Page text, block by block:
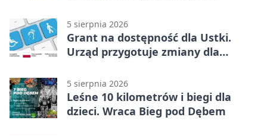
5 sierpnia 2026
Grant na dostępność dla Ustki.
Urząd przygotuje zmiany dla
5 sierpnia 2026
Leśne 10 kilometrów i biegi dla
dzieci. Wraca Bieg pod Dębem